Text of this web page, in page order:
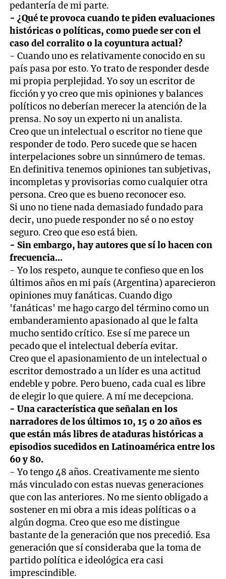
pedantería de mi parte.
- ¿Qué te provoca cuando te piden evaluaciones
históricas o políticas, como puede ser con el
caso del corralito o la coyuntura actual?
- Cuando uno es relativamente conocido en su
país pasa por esto. Yo trato de responder desde
mi propia perplejidad. Yo soy un escritor de
ficción y yo creo que mis opiniones y balances
políticos no deberían merecer la atención de la
prensa. No soy un experto ni un analista.
Creo que un intelectual o escritor no tiene que
responder de todo. Pero sucede que se hacen
interpelaciones sobre un sinnúmero de temas.
En definitiva tenemos opiniones tan subjetivas,
incompletas y provisorias como cualquier otra
persona. Creo que es bueno reconocer eso.
Si uno no tiene nada demasiado fundado para
decir, uno puede responder no sé o no estoy
seguro. Creo que eso está bien.
- Sin embargo, hay autores que sí lo hacen con
frecuencia...
- Yo los respeto, aunque te confieso que en los
últimos años en mi país (Argentina) aparecieron
opiniones muy fanáticas. Cuando digo
'fanáticas' me hago cargo del término como un
embanderamiento apasionado al que le falta
mucho sentido crítico. Ese sí me parece un
pecado que el intelectual debería evitar.
Creo que el apasionamiento de un intelectual o
escritor demostrado a un líder es una actitud
endeble y pobre. Pero bueno, cada cual es libre
de elegir lo que quiere. A mí me decepciona.
- Una característica que señalan en los
narradores de los últimos 10, 15 o 20 años es
que están más libres de ataduras históricas a
episodios sucedidos en Latinoamérica entre los
60 y 80.
- Yo tengo 48 años. Creativamente me siento
más vinculado con estas nuevas generaciones
que con las anteriores. No me siento obligado a
sostener en mi obra a mis ideas políticas o a
algún dogma. Creo que eso me distingue
bastante de la generación que nos precedió. Esa
generación que sí consideraba que la toma de
partido política e ideológica era casi
imprescindible.